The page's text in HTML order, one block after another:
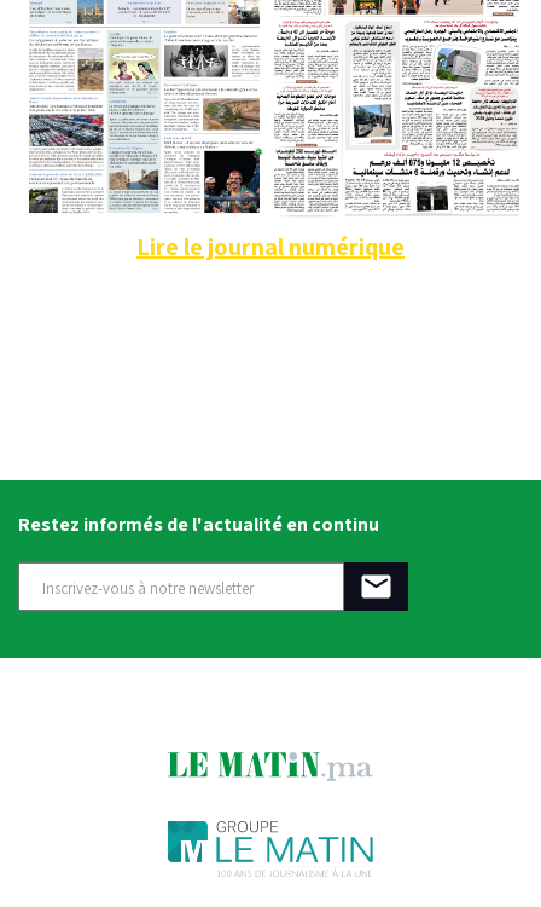
Lire le journal numérique
Restez informés de l'actualité en continu